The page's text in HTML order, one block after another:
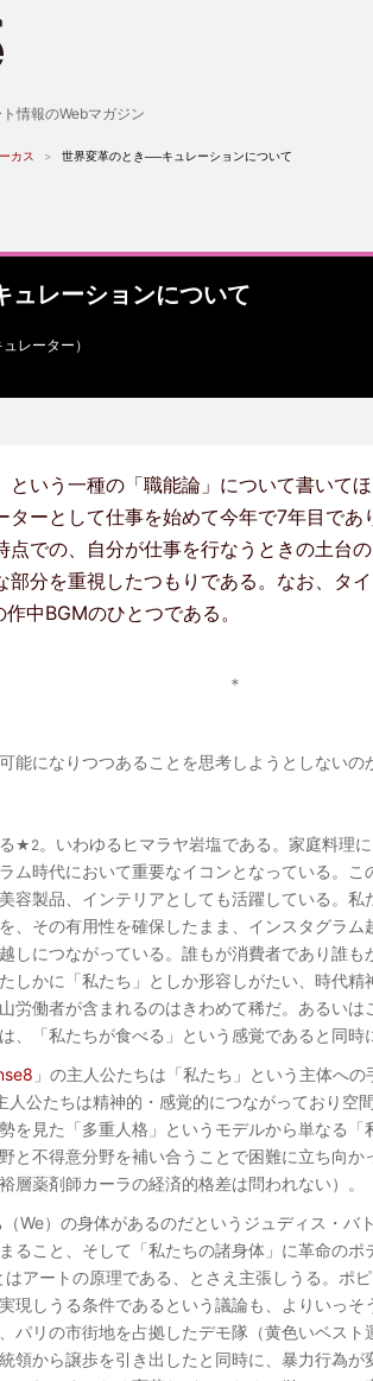
カス 世界変革のとき──キュレーションについて
レーションについて
レーター）
という一種の「職能論」について書いて
ターとして仕事を始めて今年で7年目で
点での、自分が仕事を行なうときの土台
分を重視したつもりである。なお、タ
中BGMのひとつである。
＊
能になりつつあることを思考しようとしないの
★2。いわゆるヒマラヤ岩塩である。家庭料理
ム時代において重要なイコンとなっている。
容製品、インテリアとしても活躍している。
、その有用性を確保したまま、インスタグラ
しにつながっている。誰もが消費者であり誰
しかに「私たち」としか形容しがたい、時代
労働者が含まれるのはきわめて稀だ。あるい
、「私たちが食べる」という感覚であると同時
」の主人公たちは「私たち」という主体へ
人公たちは精神的・感覚的につながっており空
を見た「多重人格」というモデルから単なる
と不得意分野を補い合うことで困難に立ち向
層薬剤師カーラの経済的格差は問われない）。
We）の身体があるのだというジュディス・バ
ること、そして「私たちの諸身体」に革命の
アートの原理である、とさえ主張しうる。ポ
現しうる条件であるという議論も、よりいっ
パリの市街地を占拠したデモ隊（黄色いベス
領から譲歩を引き出したと同時に、暴力行為
情報のWebマガジン